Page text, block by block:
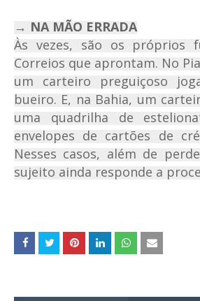
→ NA MÃO ERRADA
Às vezes, são os próprios
Correios que aprontam. No
um carteiro preguiçoso
bueiro. E, na Bahia, um
uma quadrilha de
envelopes de cartões de
Nesses casos, além de
sujeito ainda responde a